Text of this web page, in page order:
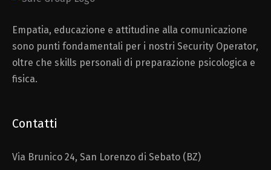
Empatia, educazione e attitudine alla comunicazione
sono punti fondamentali per i nostri Security Operator,
oltre che skills personali di preparazione psicologica e
fisica.
Contatti
Via Brunico 24, San Lorenzo di Sebato (BZ)